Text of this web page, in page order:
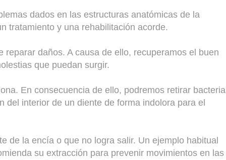
dados en las estructuras anatómicas de la
tratamiento y una rehabilitación acorde.
daños. A causa de ello, recuperamos el buen
que puedan surgir.
En consecuencia de ello, podremos retirar
interior de un diente de forma indolora para el
de la encía o que no logra salir. Un ejemplo habitual
su extracción para prevenir movimientos en las